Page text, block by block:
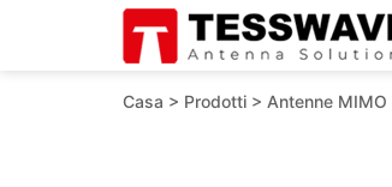
Casa > Prodotti > Antenne MIMO